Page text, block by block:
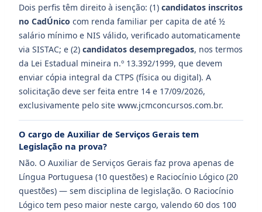
Dois perfis têm direito à isenção: (1) candidatos inscritos
no CadÚnico com renda familiar per capita de até ½
salário mínimo e NIS válido, verificado automaticamente
via SISTAC; e (2) candidatos desempregados, nos termos
da Lei Estadual mineira n.º 13.392/1999, que devem
enviar cópia integral da CTPS (física ou digital). A
solicitação deve ser feita entre 14 e 17/09/2026,
exclusivamente pelo site www.jcmconcursos.com.br.
O cargo de Auxiliar de Serviços Gerais tem
Legislação na prova?
Não. O Auxiliar de Serviços Gerais faz prova apenas de
Língua Portuguesa (10 questões) e Raciocínio Lógico (20
questões) — sem disciplina de legislação. O Raciocínio
Lógico tem peso maior neste cargo, valendo 60 dos 100